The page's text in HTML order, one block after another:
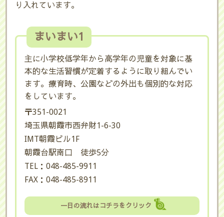
り入れています。
まいまい1
主に小学校低学年から高学年の児童を対象に基
本的な生活習慣が定着するように取り組んでい
ます。療育時、公園などの外出も個別的な対応
をしています。
〒351-0021
埼玉県朝霞市西弁財1-6-30
IMT朝霞ビル1F
朝霞台駅南口 徒歩5分
TEL：048-485-9911
FAX：048-485-8911
一日の流れはコチラをクリック